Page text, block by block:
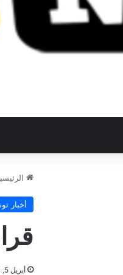
أخبار
أبريل 5, 2024